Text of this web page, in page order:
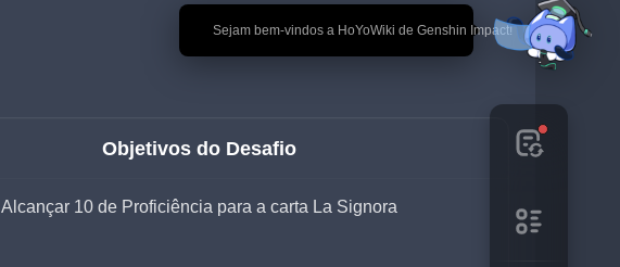
🎉 Sejam bem-vindos a HoYoWiki de Genshin Impact!
Objetivos do Desafio
Alcançar 10 de Proficiência para a carta La Signora